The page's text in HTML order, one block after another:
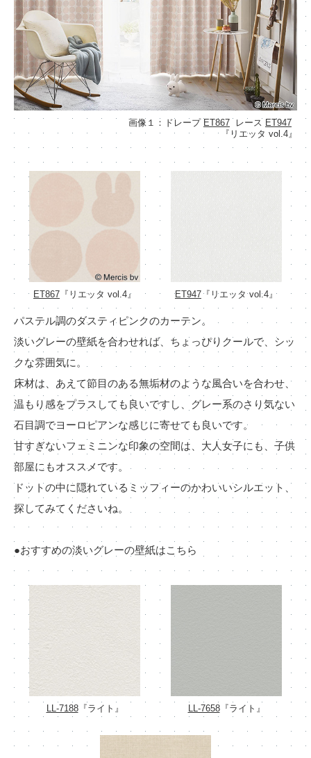
画像１：ドレープ ET867 レース ET947
『リエッタ vol.4』
ET867 『リエッタ vol.4』 ET947 『リエッタ vol.4』
パステル調のダスティピンクのカーテン。
淡いグレーの壁紙を合わせれば、ちょっぴりクールで、シッ
クな雰囲気に。
床材は、あえて節目のある無垢材のような風合いを合わせ、
温もり感をプラスしても良いですし、グレー系のさり気ない
石目調でヨーロピアンな感じに寄せても良いです。
甘すぎないフェミニンな印象の空間は、大人女子にも、子供
部屋にもオススメです。
ドットの中に隠れているミッフィーのかわいいシルエット、
探してみてくださいね。
●おすすめの淡いグレーの壁紙はこちら
LL-7188『ライト』 LL-7658『ライト』